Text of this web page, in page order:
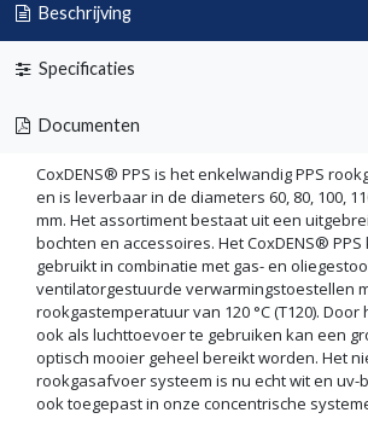
Beschrijving
Specificaties
Documenten
CoxDENS® PPS is het enkelwandig PPS
en is leverbaar in de diameters 60, 80, 100,
mm. Het assortiment bestaat uit een
bochten en accessoires. Het CoxDENS®
gebruikt in combinatie met gas- en
ventilatorgestuurde verwarmingstoestellen
rookgastemperatuur van 120 °C (T120). Door
ook als luchttoevoer te gebruiken kan een
optisch mooier geheel bereikt worden. Het
rookgasafvoer systeem is nu echt wit en uv-
ook toegepast in onze concentrische